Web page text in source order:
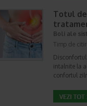
Totul
Boli ale
Timp de
intalnite la
confortul